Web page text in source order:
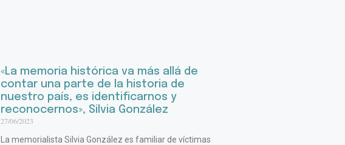
«La memoria histórica va más allá de
contar una parte de la historia de
nuestro país, es identificarnos y
reconocernos», Silvia González
27/06/2023
La memorialista Silvia González es familiar de víctimas